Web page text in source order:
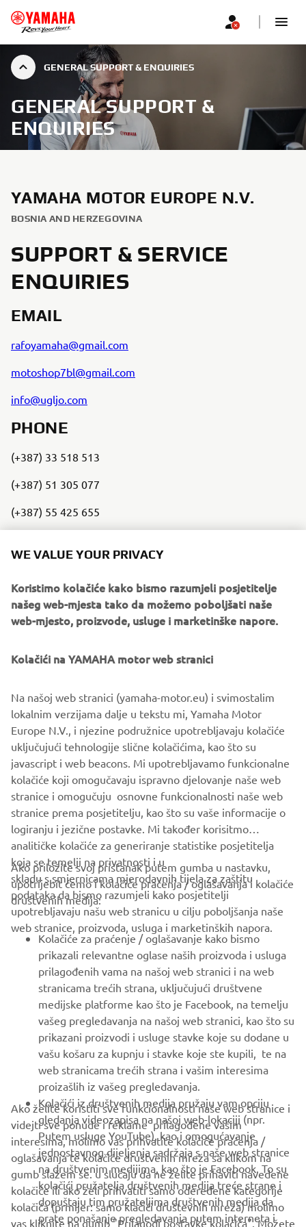
GENERAL SUPPORT & ENQUIRIES
GENERAL SUPPORT &
ENQUIRIES
YAMAHA MOTOR EUROPE N.V.
BOSNIA AND HERZEGOVINA
SUPPORT & SERVICE
ENQUIRIES
EMAIL
rafoyamaha@gmail.com
motoshop7bl@gmail.com
info@ugljo.com
PHONE
(+387) 33 518 513
(+387) 51 305 077
(+387) 55 425 655
SALES ENQUIRIES
local dealer using the dealer locator below:
CORPORATE
FOR BUSINESS
MORE YAMAHA
SUPPORT
BILTEN
Budite prvi koji će saznati o najnovijim ponudama, posebnim
događajima, novim izdanjima i još mnogo toga
PRETPLATITE SE
Pročitajte našu Politiku privatnosti kako biste saznali kako
obrađujemo vaše osobne podatke:Pravila o Zaštiti Privatnosti
WE VALUE YOUR PRIVACY
Koristimo kolačiće kako bismo razumjeli posjetitelje
našeg web-mjesta tako da možemo poboljšati naše
web-mjesto, proizvode, usluge i marketinške napore.
Kolačići na YAMAHA motor web stranici
Na našoj web stranici (yamaha-motor.eu) i svimostalim
lokalnim verzijama dalje u tekstu mi, Yamaha Motor
Europe N.V., i njezine podružnice upotrebljavaju kolačiće
uključujući tehnologije slične kolačićima, kao što su
javascript i web beacons. Mi upotrebljavamo funkcionalne
kolačiće koji omogučavaju ispravno djelovanje naše web
stranice i omogučuju osnovne funkcionalnosti naše web
stranice prema posjetitelju, kao što su vaše informacije o
logiranju i jezične postavke. Mi također korisitmo
analitičke kolačiće za generiranje statistike posjetitelja
koja se temelji na privatnosti i u
skladu s smjernicama mjerodavnih tijela za zaštitu
podataka da bismo razumjeli kako posjetitelji
upotrebljavaju našu web stranicu u cilju poboljšanja naše
web stranice, proizvoda, usluga i marketinških napora.
Ako priložite svoj pristanak putem gumba u nastavku,
upotrijebit ćemo i kolačiće praćenja / oglašavanja i kolačiće
društvenih medija:
Kolačiće za praćenje / oglašavanje kako bismo
prikazali relevantne oglase naših proizvoda i usluga
prilagođenih vama na našoj web stranici i na web
stranicama trećih strana, uključujući društvene
medijske platforme kao što je Facebook, na temelju
vašeg pregledavanja na našoj web stranici, kao što su
prikazani proizvodi i usluge stavke koje su dodane u
vašu košaru za kupnju i stavke koje ste kupili, te na
web stranicama trećih strana i vašim interesima
proizašlih iz vašeg pregledavanja.
Kolačići iz društvenih medija pružaju vam opciju
gledanja videozapisa na našoj web-lokaciji (npr.
Putem usluge YouTube), kao i omogućavanje
jednostavnog dijeljenja sadržaja s naše web stranice
na društvenim medijima, kao što je Facebook. To su
kolačići pružatelja društvenih medija treće strane i
dopuštaju tim pružateljima društvenih medija da
prate ponašanje pregledavanja putem interneta i
Ako želite koristiti sve funkcionalnosti naše web stranice i
videjti sve ponude i reklame prilagođene vašim
interesima, molimo vas prihvatite kolačiće praćenja /
oglašavanja te kolačiće društvenih mreža sa klikom na
gumb slažem se. u slučaju da ne želite prihaviti navedene
kolačiće ili ako želi prihvatiti samo odeređene kategorije
kolačića (prmijer: samo klačići društevnih mreža) molimo
vas kliknite na gumb "Prilagodi postavke kolačića". Možete